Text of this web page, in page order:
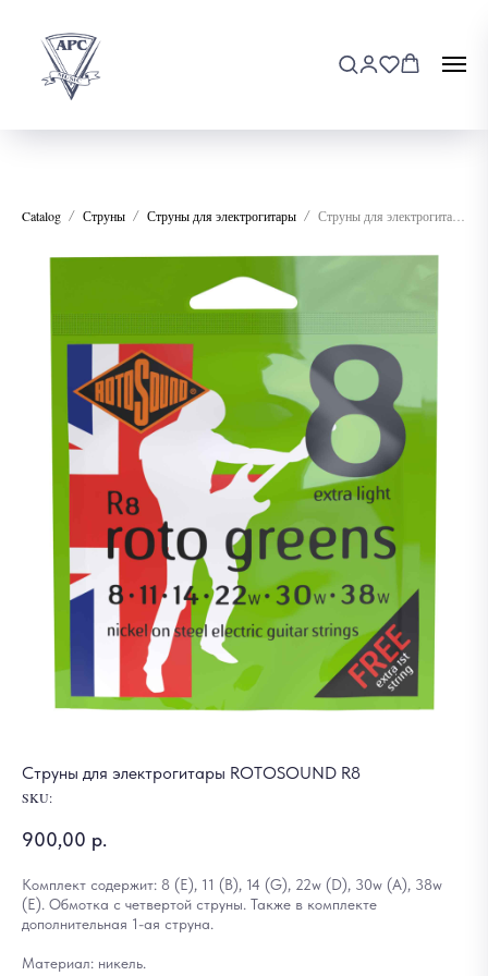
Catalog Струны Струны для электрогитары
Струны для электрогитары ROTOSOUND R8
SKU:
900,00 р.
Комплект содержит: 8 (E), 11 (B), 14 (G), 22w (D), 30w (A), 38w
(E). Обмотка с четвертой струны. Также в комплекте
дополнительная 1-ая струна.
Материал: никель.